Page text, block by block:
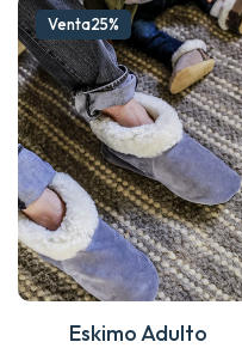
Venta25%
Eskimo Adulto